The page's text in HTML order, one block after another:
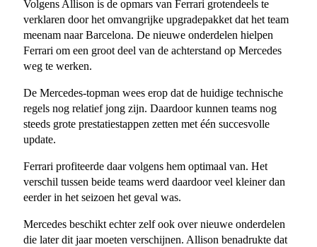
Volgens Allison is de opmars van Ferrari grotendeels te
verklaren door het omvangrijke upgradepakket dat het team
meenam naar Barcelona. De nieuwe onderdelen hielpen
Ferrari om een groot deel van de achterstand op Mercedes
weg te werken.
De Mercedes-topman wees erop dat de huidige technische
regels nog relatief jong zijn. Daardoor kunnen teams nog
steeds grote prestatiestappen zetten met één succesvolle
update.
Ferrari profiteerde daar volgens hem optimaal van. Het
verschil tussen beide teams werd daardoor veel kleiner dan
eerder in het seizoen het geval was.
Mercedes beschikt echter zelf ook over nieuwe onderdelen
die later dit jaar moeten verschijnen. Allison benadrukte dat